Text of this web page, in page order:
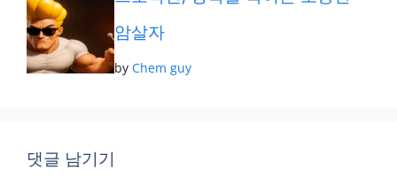
암살자
byChem guy
댓글 남기기